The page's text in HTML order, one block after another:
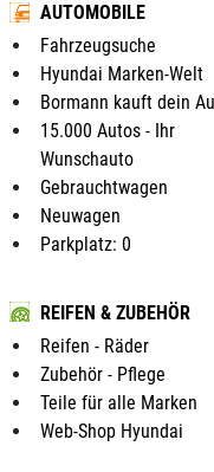
AUTOMOBILE
Fahrzeugsuche
Hyundai Marken-Welt
Bormann kauft dein
15.000 Autos - Ihr
Wunschauto
Gebrauchtwagen
Neuwagen
Parkplatz: 0
REIFEN & ZUBEHÖR
Reifen - Räder
Zubehör - Pflege
Teile für alle Marken
Web-Shop Hyundai